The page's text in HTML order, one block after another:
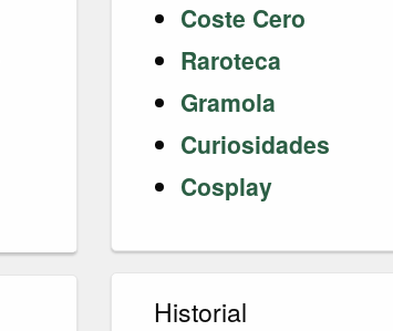
Coste Cero
Raroteca
Gramola
Curiosidades
Cosplay
Historial